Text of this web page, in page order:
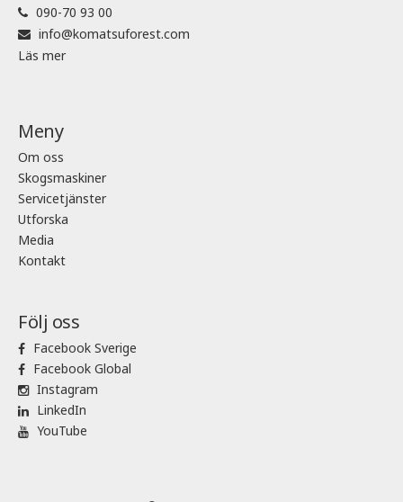
090-70 93 00
info@komatsuforest.com
Läs mer
Meny
Om oss
Skogsmaskiner
Servicetjänster
Utforska
Media
Kontakt
Följ oss
Facebook Sverige
Facebook Global
Instagram
LinkedIn
YouTube